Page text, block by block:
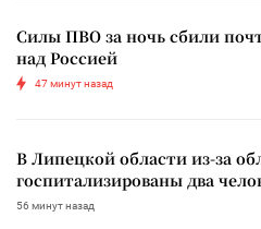
Силы ПВО за ночь сбили
над Россией
47 минут назад
В Липецкой области из-за
госпитализированы два
56 минут назад